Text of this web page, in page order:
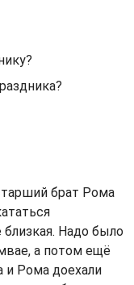
брат Рома
близкая. Надо было
а потом ещё
и Рома доехали